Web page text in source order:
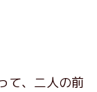
て、二人の前